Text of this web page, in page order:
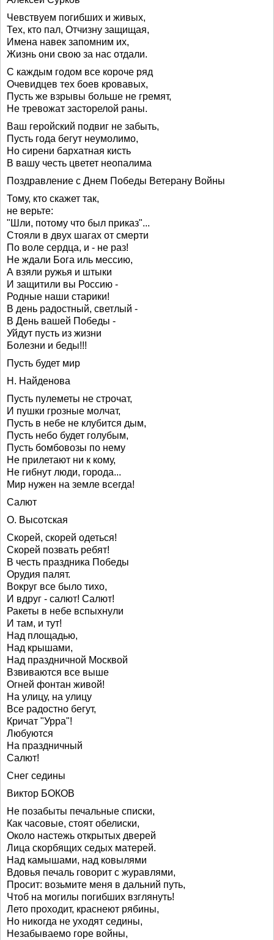
Чевствуем погибших и живых,
Тех, кто пал, Отчизну защищая,
Имена навек запомним их,
Жизнь они свою за нас отдали.
С каждым годом все короче ряд
Очевидцев тех боев кровавых,
Пусть же взрывы больше не гремят,
Не тревожат засторелой раны.
Ваш геройский подвиг не забыть,
Пусть года бегут неумолимо,
Но сирени бархатная кисть
В вашу честь цветет неопалима
Поздравление с Днем Победы Ветерану Войны
Тому, кто скажет так,
не верьте:
"Шли, потому что был приказ"...
Стояли в двух шагах от смерти
По воле сердца, и - не раз!
Не ждали Бога иль мессию,
А взяли ружья и штыки
И защитили вы Россию -
Родные наши старики!
В день радостный, светлый -
В День вашей Победы -
Уйдут пусть из жизни
Болезни и беды!!!
Пусть будет мир
Н. Найденова
Пусть пулеметы не строчат,
И пушки грозные молчат,
Пусть в небе не клубится дым,
Пусть небо будет голубым,
Пусть бомбовозы по нему
Не прилетают ни к кому,
Не гибнут люди, города...
Мир нужен на земле всегда!
Салют
О. Высотская
Скорей, скорей одеться!
Скорей позвать ребят!
В честь праздника Победы
Орудия палят.
Вокруг все было тихо,
И вдруг - салют! Салют!
Ракеты в небе вспыхнули
И там, и тут!
Над площадью,
Над крышами,
Над праздничной Москвой
Взвиваются все выше
Огней фонтан живой!
На улицу, на улицу
Все радостно бегут,
Кричат "Урра"!
Любуются
На праздничный
Салют!
Снег седины
Виктор БОКОВ
Не позабыты печальные списки,
Как часовые, стоят обелиски,
Около настежь открытых дверей
Лица скорбящих седых матерей.
Над камышами, над ковылями
Вдовья печаль говорит с журавлями,
Просит: возьмите меня в дальний путь,
Чтоб на могилы погибших взглянуть!
Лето проходит, краснеют рябины,
Но никогда не уходят седины,
Незабываемо горе войны,